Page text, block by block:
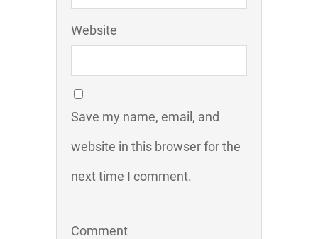
Website
Save my name, email, and
website in this browser for the
next time I comment.
Comment